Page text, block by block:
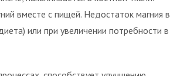
вместе с пищей. Недостаток магния в
или при увеличении потребности в